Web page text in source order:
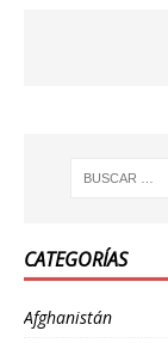
CATEGORÍAS
Afghanistán